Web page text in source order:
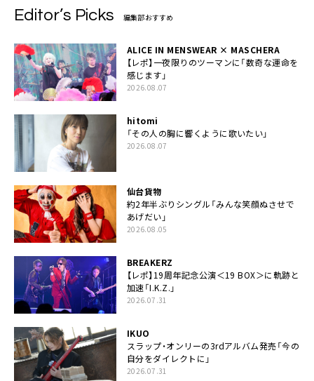
Editor’s Picks 編集部おすすめ
ALICE IN MENSWEAR × MASCHERA
【レポ】一夜限りのツーマンに「数奇な運命を
感じます」
2026.08.07
hitomi
「その人の胸に響くように歌いたい」
2026.08.07
仙台貨物
約2年半ぶりシングル「みんな笑顔ぬさせで
あげだい」
2026.08.05
BREAKERZ
【レポ】19周年記念公演＜19 BOX＞に軌跡と
加速「I.K.Z.」
2026.07.31
IKUO
スラップ・オンリーの3rdアルバム発売「今の
自分をダイレクトに」
2026.07.31